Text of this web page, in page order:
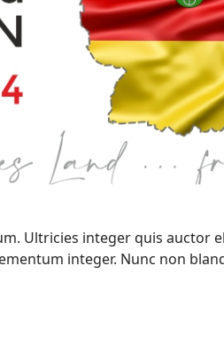
Ultricies integer quis
integer. Nunc non